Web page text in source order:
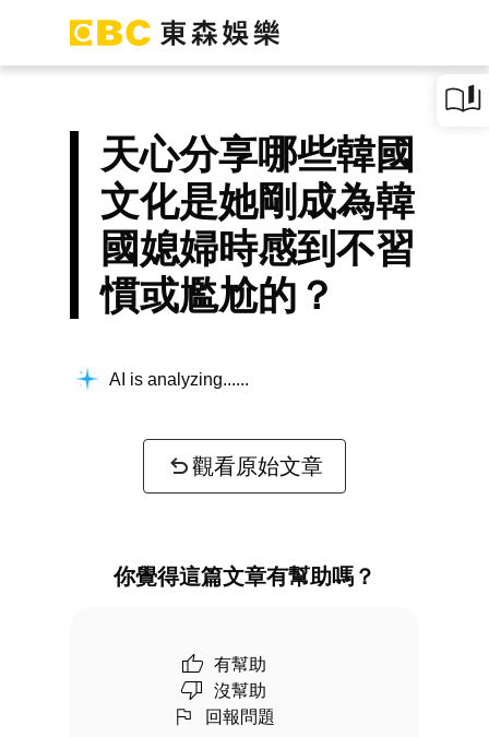
天心分享哪些韓國
文化是她剛成為韓
國媳婦時感到不習
慣或尷尬的？
AI is analyzing...
觀看原始文章
你覺得這篇文章有幫助嗎？
有幫助
沒幫助
回報問題